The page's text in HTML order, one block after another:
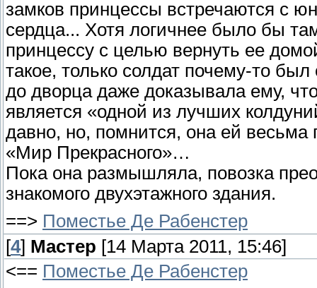
замков принцессы встречаются с
сердца... Хотя логичнее было бы
принцессу с целью вернуть ее
такое, только солдат почему-то
до дворца даже доказывала ему,
является «одной из лучших
давно, но, помнится, она ей
«Мир Прекрасного»…
Пока она размышляла, повозка
знакомого двухэтажного здания.
==> Поместье Де Рабенстер
[4] Мастер [14 Марта 2011, 15:46]
<== Поместье Де Рабенстер